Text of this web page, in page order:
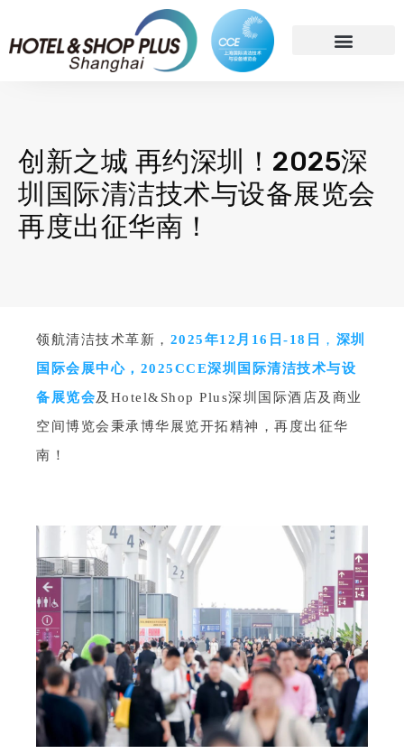
创新之城 再约深圳！2025深
圳国际清洁技术与设备展览会
再度出征华南！
领航清洁技术革新， 2025年12月16日-18日 ， 深圳
国际会展中心， 2025CCE深圳国际清洁技术与设
备展览会及Hotel&Shop Plus深圳国际酒店及商业
空间博览会秉承博华展览开拓精神，再度出征华
南！